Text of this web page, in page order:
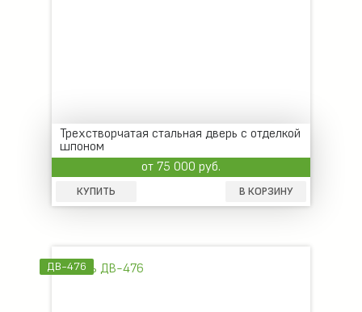
Трехстворчатая стальная дверь с отделкой
шпоном
от 75 000 руб.
КУПИТЬ В КОРЗИНУ
ДВ-476